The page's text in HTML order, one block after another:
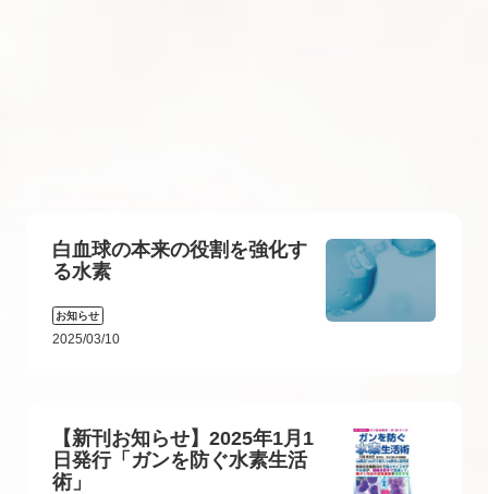
白血球の本来の役割を強化す
る水素
お知らせ
2025/03/10
【新刊お知らせ】2025年1月1
日発行「ガンを防ぐ水素生活
術」